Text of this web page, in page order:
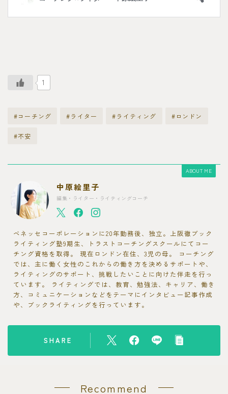
1
#コーチング #ライター #ライティング #ロンドン
#不安
ABOUT ME
中原絵里子
編集・ライター・ライティングコーチ
ベネッセコーポレーションに20年勤務後、独立。上阪徹ブック
ライティング塾9期生、トラストコーチングスクールにてコー
チング資格を取得。 現在ロンドン在住、3児の母。 コーチング
では、主に働く女性のこれからの働き方を決めるサポートや、
ライティングのサポート、挑戦したいことに向けた伴走を行っ
ています。 ライティングでは、教育、勉強法、キャリア、働き
方、コミュニケーションなどをテーマにインタビュー記事作成
や、ブックライティングを行っています。
SHARE
Recommend